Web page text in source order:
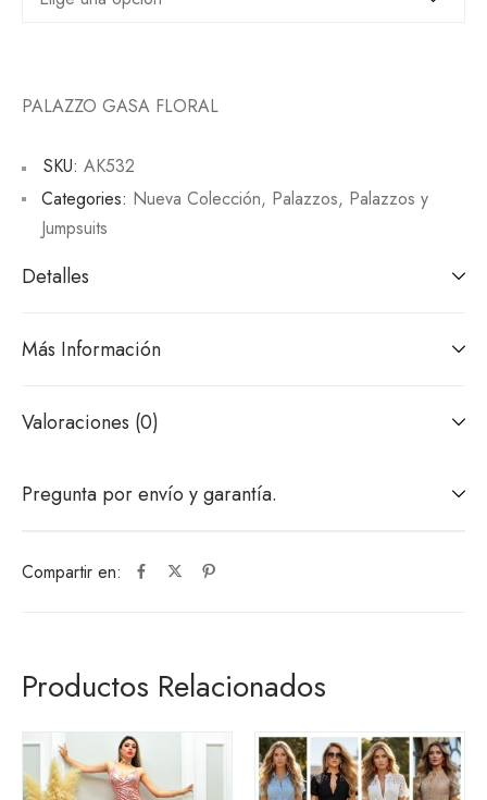
PALAZZO GASA FLORAL
Compartir en:
SKU: AK532
Categories: Nueva Colección, Palazzos, Palazzos y
Jumpsuits
Detalles
Más Información
Valoraciones (0)
Pregunta por envío y garantía.
Productos Relacionados